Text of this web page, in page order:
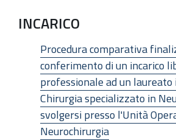
INCARICO
Procedura comparativa
conferimento di un incarico
professionale ad un laureato
Chirurgia specializzato in
svolgersi presso l'Unità
Neurochirurgia